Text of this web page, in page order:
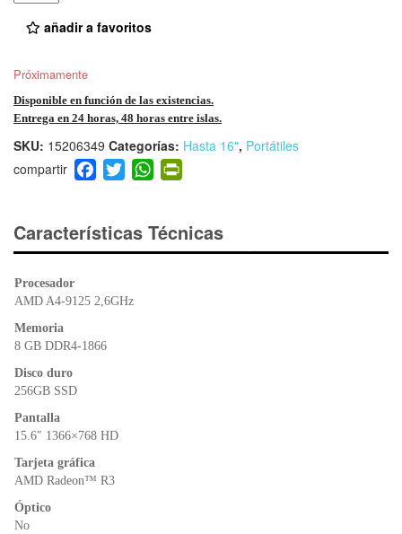
añadir a favoritos
Próximamente
Disponible en función de las existencias.
Entrega en 24 horas, 48 horas entre islas.
SKU: 15206349 Categorías: Hasta 16", Portátiles
F
a
e
b
o
k
T
wi
er
W
h
s
A
ri
e
Características Técnicas
Procesador
AMD A4-9125 2,6GHz
Memoria
8 GB DDR4-1866
Disco duro
256GB SSD
Pantalla
15.6″ 1366×768 HD
Tarjeta gráfica
AMD Radeon™ R3
Óptico
No